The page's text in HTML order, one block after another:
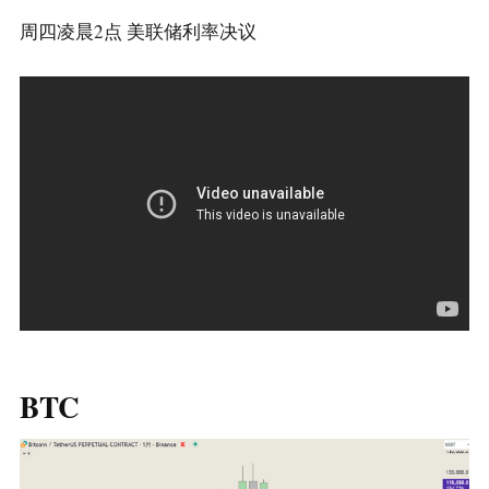
周四凌晨2点 美联储利率决议
BTC